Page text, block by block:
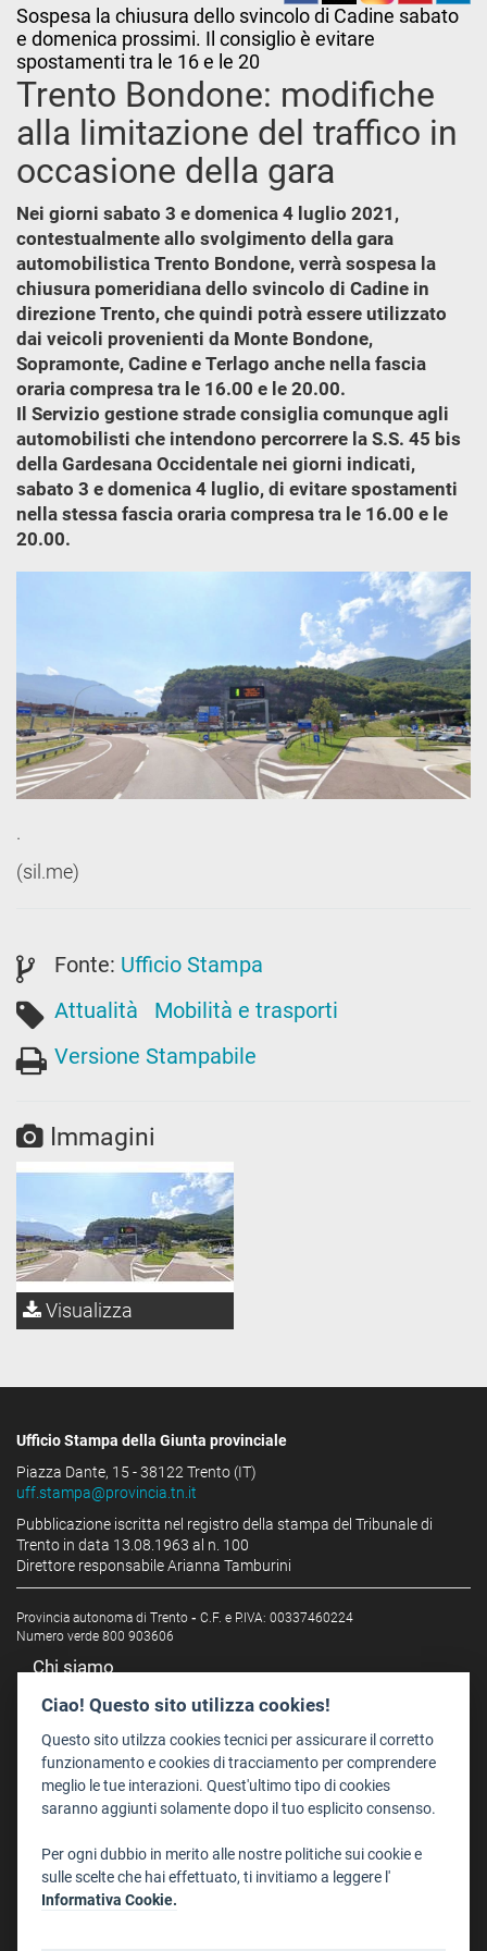
Sospesa la chiusura dello svincolo di Cadine sabato
e domenica prossimi. Il consiglio è evitare
spostamenti tra le 16 e le 20
Trento Bondone: modifiche
alla limitazione del traffico in
occasione della gara
Nei giorni sabato 3 e domenica 4 luglio 2021,
contestualmente allo svolgimento della gara
automobilistica Trento Bondone, verrà sospesa la
chiusura pomeridiana dello svincolo di Cadine in
direzione Trento, che quindi potrà essere utilizzato
dai veicoli provenienti da Monte Bondone,
Sopramonte, Cadine e Terlago anche nella fascia
oraria compresa tra le 16.00 e le 20.00.
Il Servizio gestione strade consiglia comunque agli
automobilisti che intendono percorrere la S.S. 45 bis
della Gardesana Occidentale nei giorni indicati,
sabato 3 e domenica 4 luglio, di evitare spostamenti
nella stessa fascia oraria compresa tra le 16.00 e le
20.00.
.
(sil.me)
Fonte: Ufficio Stampa
Attualità
Mobilità e trasporti
Versione Stampabile
Immagini
Visualizza
Ufficio Stampa della Giunta provinciale
Piazza Dante, 15 - 38122 Trento (IT)
uff.stampa@provincia.tn.it
Pubblicazione iscritta nel registro della stampa del Tribunale di
Trento in data 13.08.1963 al n. 100
Direttore responsabile Arianna Tamburini
Provincia autonoma di Trento - C.F. e P.IVA: 00337460224
Numero verde 800 903606
Chi siamo
Redazione
Staff
Format - Centro Audiovisivi
Trentino Film Commission
Dove Siamo
Struttura di riferimento
Ciao! Questo sito utilizza cookies!
Questo sito utilzza cookies tecnici per assicurare il corretto
funzionamento e cookies di tracciamento per comprendere
meglio le tue interazioni. Quest'ultimo tipo di cookies
saranno aggiunti solamente dopo il tuo esplicito consenso.
Per ogni dubbio in merito alle nostre politiche sui cookie e
sulle scelte che hai effettuato, ti invitiamo a leggere l'
Informativa Cookie.